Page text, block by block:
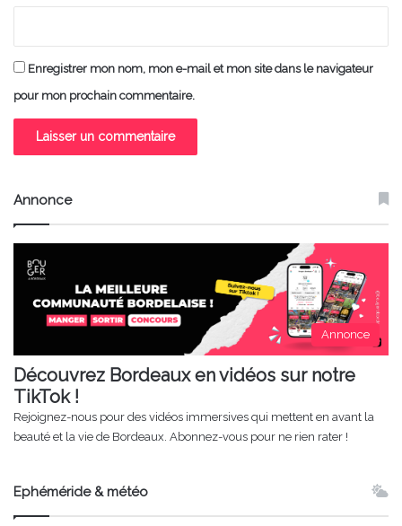
Enregistrer mon nom, mon e-mail et mon site dans le navigateur
pour mon prochain commentaire.
Annonce
Annonce
Découvrez Bordeaux en vidéos sur notre
TikTok !
Rejoignez-nous pour des vidéos immersives qui mettent en avant la
beauté et la vie de Bordeaux. Abonnez-vous pour ne rien rater !
Ephéméride & météo